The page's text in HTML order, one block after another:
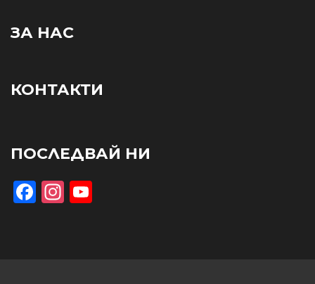
ЗА НАС
КОНТАКТИ
ПОСЛЕДВАЙ НИ
Facebook
Instagram